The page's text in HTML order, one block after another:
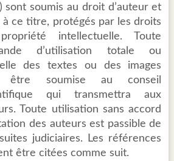
sont soumis au droit d’auteur et
à ce titre, protégés par les droits
intellectuelle. Toute
d’utilisation totale ou
des textes ou des images
être soumise au conseil
qui transmettra aux
Toute utilisation sans accord
des auteurs est passible de
judiciaires. Les références
être citées comme suit.